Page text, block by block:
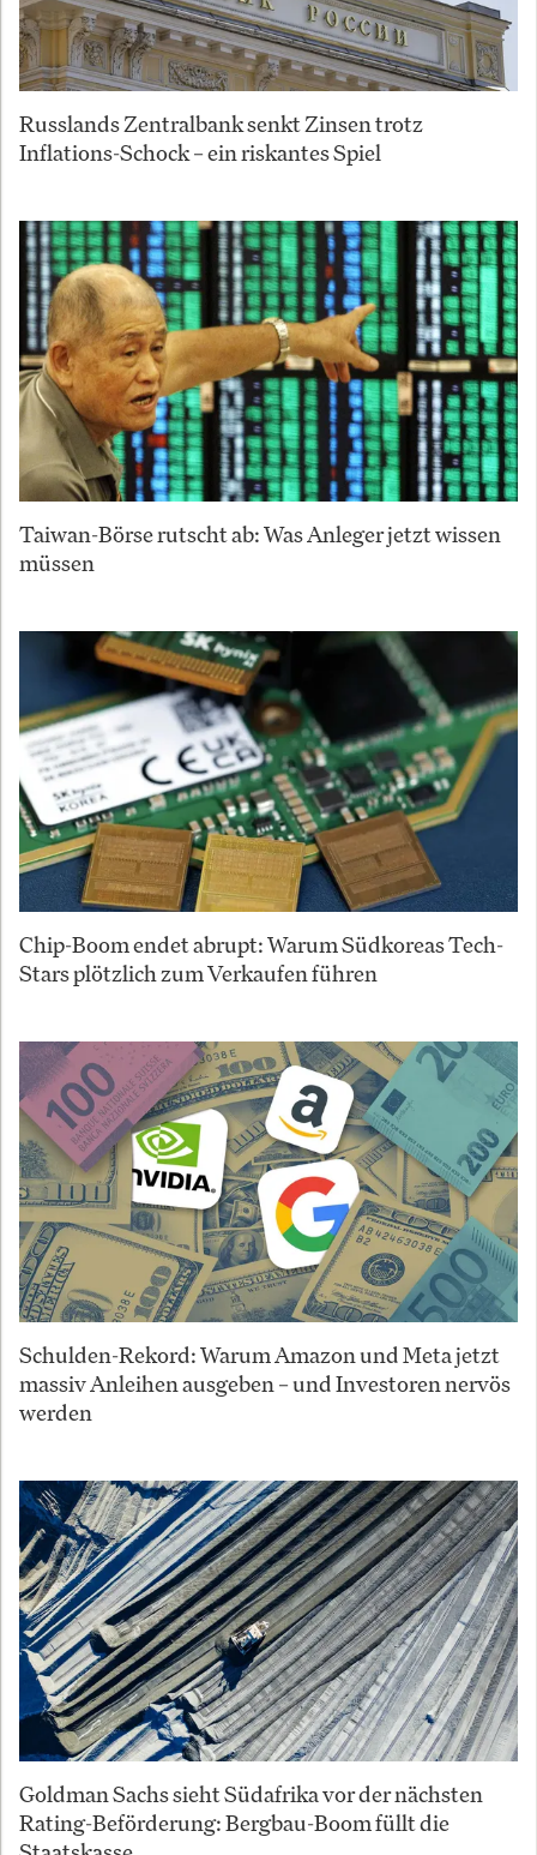
Russlands Zentralbank senkt Zinsen trotz
Inflations-Schock – ein riskantes Spiel
Taiwan-Börse rutscht ab: Was Anleger jetzt wissen
müssen
Chip-Boom endet abrupt: Warum Südkoreas Tech-
Stars plötzlich zum Verkaufen führen
Schulden-Rekord: Warum Amazon und Meta jetzt
massiv Anleihen ausgeben – und Investoren nervös
werden
Goldman Sachs sieht Südafrika vor der nächsten
Rating-Beförderung: Bergbau-Boom füllt die